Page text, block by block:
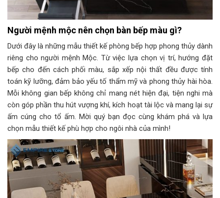
Người mệnh mộc nên chọn bàn bếp màu gì?
Dưới đây là những mẫu thiết kế phòng bếp hợp phong thủy dành
riêng cho người mệnh Mộc. Từ việc lựa chọn vị trí, hướng đặt
bếp cho đến cách phối màu, sắp xếp nội thất đều được tính
toán kỹ lưỡng, đảm bảo yếu tố thẩm mỹ và phong thủy hài hòa.
Mỗi không gian bếp không chỉ mang nét hiện đại, tiện nghi mà
còn góp phần thu hút vượng khí, kích hoạt tài lộc và mang lại sự
ấm cúng cho tổ ấm. Mời quý bạn đọc cùng khám phá và lựa
chọn mẫu thiết kế phù hợp cho ngôi nhà của mình!